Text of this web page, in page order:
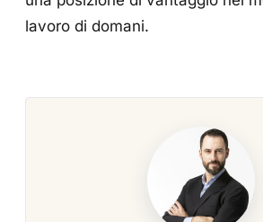
lavoro di domani.